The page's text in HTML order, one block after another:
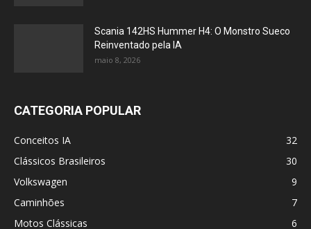
Scania 142HS Hummer H4: O Monstro Sueco
Reinventado pela IA
maio 8, 2026
CATEGORIA POPULAR
Conceitos IA
32
Clássicos Brasileiros
30
Volkswagen
9
Caminhões
7
Motos Clássicas
6